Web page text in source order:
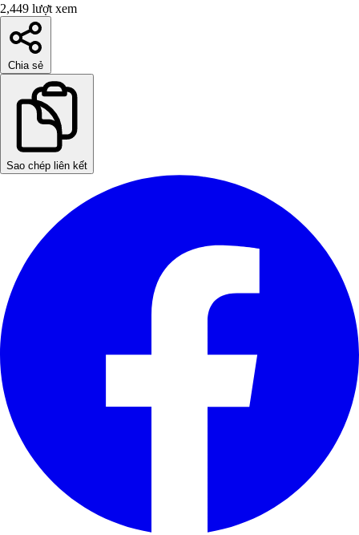
2,449 lượt xem
Chia sẻ
Sao chép liên kết